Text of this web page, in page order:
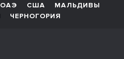
ОАЭ США
МАЛЬДИВЫ
ЧЕРНОГОРИЯ